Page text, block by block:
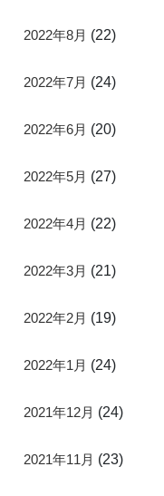
2022年8月 (22)
2022年7月 (24)
2022年6月 (20)
2022年5月 (27)
2022年4月 (22)
2022年3月 (21)
2022年2月 (19)
2022年1月 (24)
2021年12月 (24)
2021年11月 (23)